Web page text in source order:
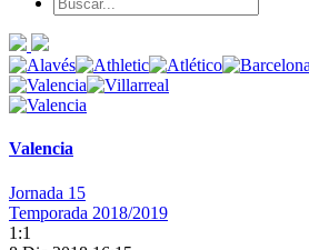
Valencia
Jornada 15
Temporada 2018/2019
1:1